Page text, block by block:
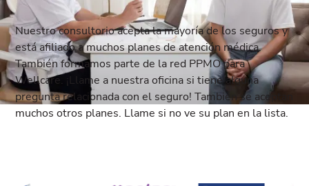
Nuestro consultorio acepta la mayoría de los seguros y
está afiliado a muchos planes de atención médica.
También formamos parte de la red PPMO para
Wellcare. ¡Llame a nuestra oficina si tiene alguna
pregunta relacionada con el seguro! También se aceptan
muchos otros planes. Llame si no ve su plan en la lista.